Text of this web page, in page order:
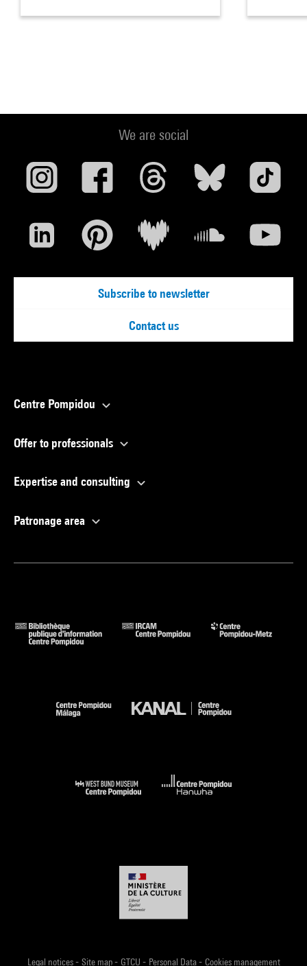
We are social
Subscribe to newsletter
Contact us
Centre Pompidou
Offer to professionals
Expertise and consulting
Patronage area
Legal notices- Site map- GTCU - Personal Data- Cookies management